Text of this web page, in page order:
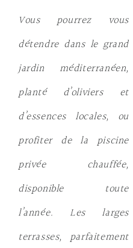
Vous pourrez vous
détendre dans le grand
jardin méditerranéen,
planté d’oliviers et
d’essences locales, ou
profiter de la piscine
privée chauffée,
disponible toute
l’année. Les larges
terrasses, parfaitement